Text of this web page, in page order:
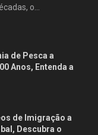
o...
de Pesca a
Anos, Entenda a
de Imigração a
Descubra o